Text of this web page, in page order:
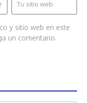
y sitio web en este
un comentario.